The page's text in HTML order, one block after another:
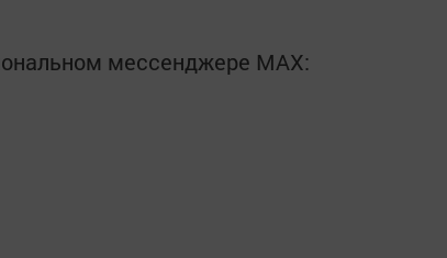
мессенджере MАХ: